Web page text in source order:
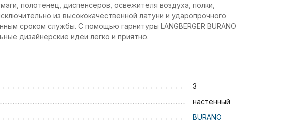
полотенец, диспенсеров, освежителя воздуха, полки,
из высококачественной латуни и ударопрочного
сроком службы. С помощью гарнитуры LANGBERGER BURANO
дизайнерские идеи легко и приятно.
3
настенный
BURANO